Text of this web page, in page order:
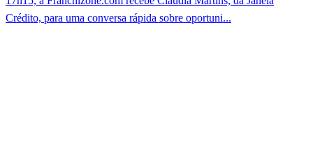
Crédito, para uma conversa rápida sobre oportuni...